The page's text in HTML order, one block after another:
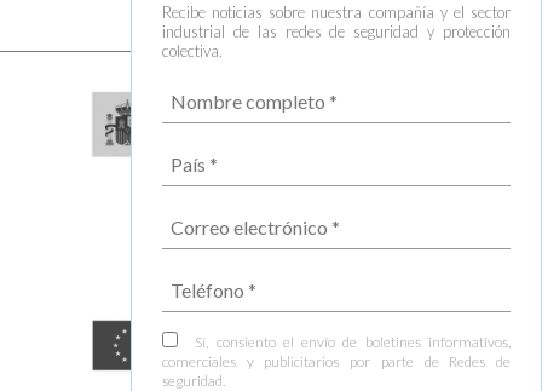
Recibe noticias sobre nuestra compañía y el sector
industrial de las redes de seguridad y protección
colectiva.
Sí, consiento el envío de boletines informativos,
comerciales y publicitarios por parte de Redes de
seguridad.